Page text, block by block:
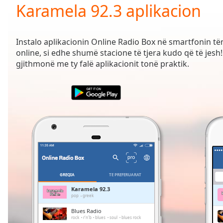
Current
Time0:00
Duration-:-
Loaded:
0.00%
Remaining
Karamela 92.3 aplikacion
Instalo aplikacionin Online Radio Box në smartfonin
online, si edhe shumë stacione të tjera kudo që të
gjithmonë me ty falë aplikacionit tonë praktik.
GREQIA TË PREFERUARAT
Karamela 92.3
pop greek
Blues Radio
rock r'n'b blues soul blues rock